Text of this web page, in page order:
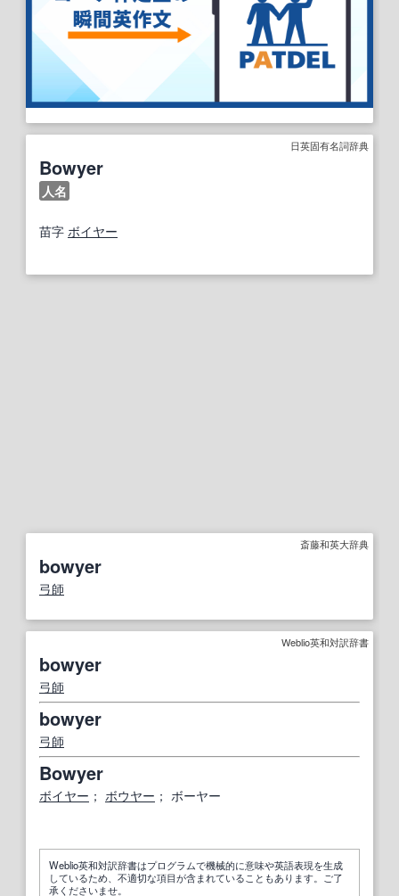
日英固有名詞辞典
Bowyer
人名
苗字 ボイヤー
斎藤和英大辞典
bowyer
弓師
Weblio英和対訳辞書
bowyer
弓師
bowyer
弓師
Bowyer
ボイヤー ； ボウヤー ； ボーヤー
Weblio英和対訳辞書はプログラムで機械的に意味や英語表現を生成
しているため、不適切な項目が含まれていることもあります。ご了
承くださいませ。